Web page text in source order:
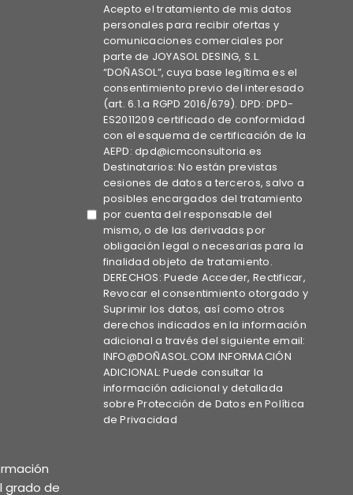
Acepto el tratamiento de mis datos
personales para recibir ofertas y
comunicaciones comerciales por
parte de JOYASOL DESING, S.L.
“DOÑASOL”, cuya base legítima es el
consentimiento previo del interesado
(art. 6.1.a RGPD 2016/679). DPD: DPD-
ES2011209 certificado de conformidad
con el esquema de certificación de la
AEPD: dpd@icmconsultoria.es
Destinatarios: No están previstas
cesiones de datos a terceros, salvo a
posibles encargados del tratamiento
por cuenta del responsable del
mismo, o de las derivadas por
obligación legal o necesarias para la
finalidad objeto de tratamiento.
DERECHOS: Puede Acceder, Rectificar,
Revocar el consentimiento otorgado y
Suprimir los datos, así como otros
derechos indicados en la información
adicional a través del siguiente email:
INFO@DOÑASOL.COM INFORMACIÓN
ADICIONAL: Puede consultar la
información adicional y detallada
sobre Protección de Datos en Política
de Privacidad
grado de